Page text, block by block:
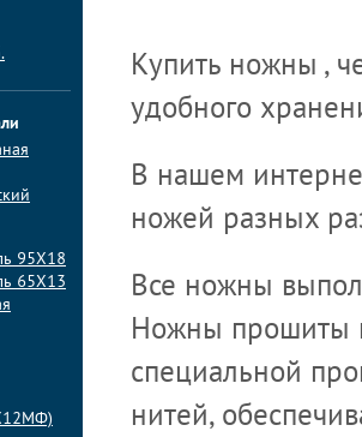
95Х18
65Х13
Купить ножны ,
удобного
В нашем
ножей разных
Все ножны
Ножны прошиты
специальной
нитей,